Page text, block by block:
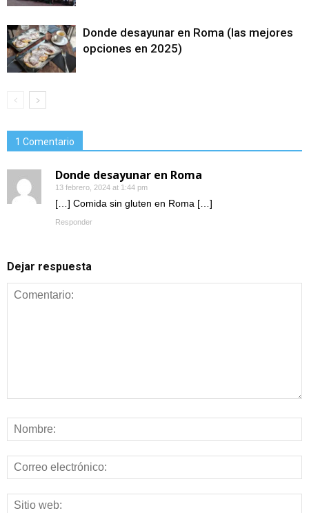
Donde desayunar en Roma (las mejores
opciones en 2025)
1 Comentario
Donde desayunar en Roma
13 febrero, 2024 at 1:44 pm
[…] Comida sin gluten en Roma […]
Responder
Dejar respuesta